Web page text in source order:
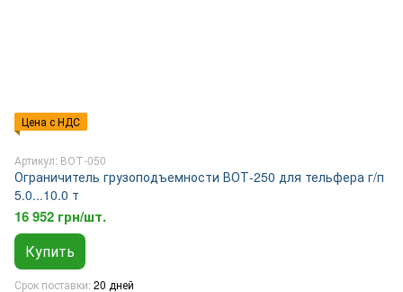
Цена с НДС
Артикул: ВОТ-050
Ограничитель грузоподъемности ВОТ-250 для тельфера г/п
5.0...10.0 т
16 952 грн/шт.
Купить
Срок поставки 20 дней